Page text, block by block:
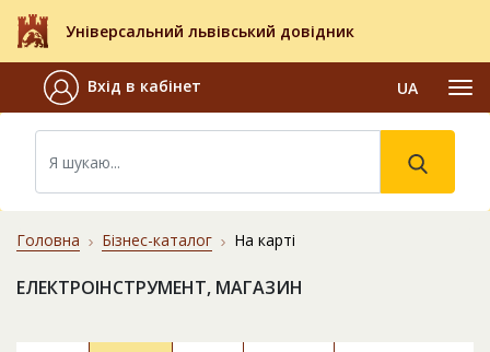
Універсальний львівський довідник
Вхід в кабінет UA
Головна Бізнес-каталог На карті
ЕЛЕКТРОІНСТРУМЕНТ, МАГАЗИН